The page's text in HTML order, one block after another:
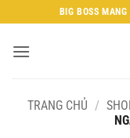
qua
nội
BIG BOSS
TRANG CHỦ /